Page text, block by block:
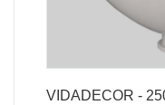
VIDADECOR -